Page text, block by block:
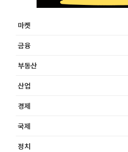
마켓
금융
부동산
산업
경제
국제
정치